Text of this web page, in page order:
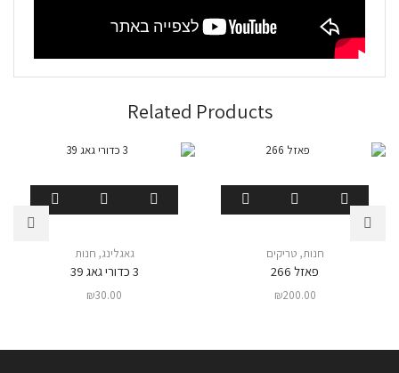
Related Products
חנות, טריקים
פאזל 266
₪200.00
גאגלינג, חנות
3 כדורי גאג 39
₪30.00